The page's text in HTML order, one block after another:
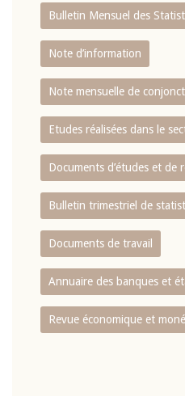
Bulletin Mensuel des
Note d’information
Note mensuelle de
Etudes réalisées dans le
Documents d’études et de
Bulletin trimestriel de
Documents de travail
Annuaire des banques et
Revue économique et